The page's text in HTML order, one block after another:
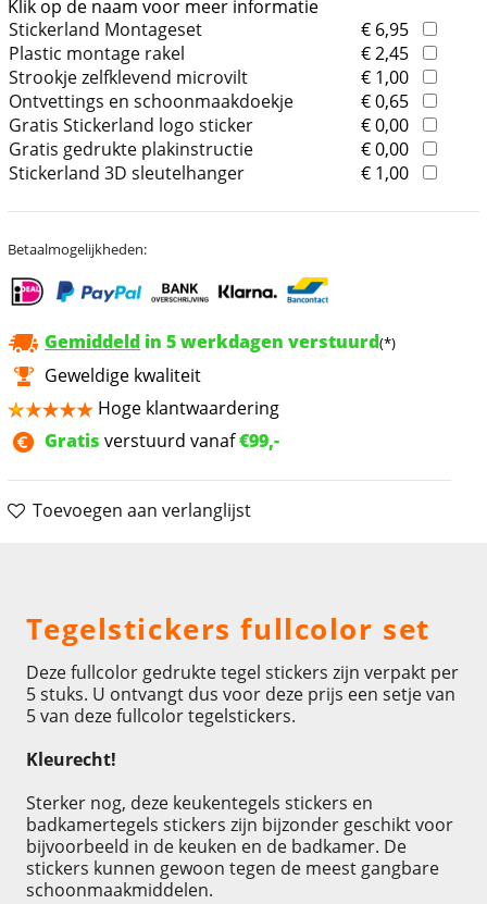
Klik op de naam voor meer informatie
Stickerland Montageset
€ 6,95
Plastic montage rakel
€ 2,45
Strookje zelfklevend microvilt
€ 1,00
Ontvettings en schoonmaakdoekje
€ 0,65
Gratis Stickerland logo sticker
€ 0,00
Gratis gedrukte plakinstructie
€ 0,00
Stickerland 3D sleutelhanger
€ 1,00
Betaalmogelijkheden:
Gemiddeld in 5 werkdagen verstuurd(*)
Geweldige kwaliteit
Hoge klantwaardering
Gratis verstuurd vanaf€99,-
Toevoegen aan verlanglijst
Tegelstickers fullcolor set
Deze fullcolor gedrukte tegel stickers zijn verpakt per
5 stuks. U ontvangt dus voor deze prijs een setje van
5 van deze fullcolor tegelstickers.
Kleurecht!
Sterker nog, deze keukentegels stickers en
badkamertegels stickers zijn bijzonder geschikt voor
bijvoorbeeld in de keuken en de badkamer. De
stickers kunnen gewoon tegen de meest gangbare
schoonmaakmiddelen.